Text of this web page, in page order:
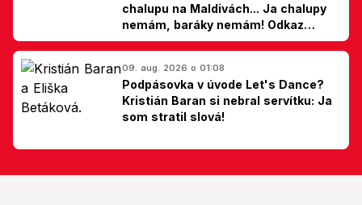
chalupu na Maldivách... Ja chalupy
nemám, baráky nemám! Odkaz
Slovákom
09. aug. 2026 o 01:08
Podpásovka v úvode Let's Dance?
Kristián Baran si nebral servítku: Ja
som stratil slová!